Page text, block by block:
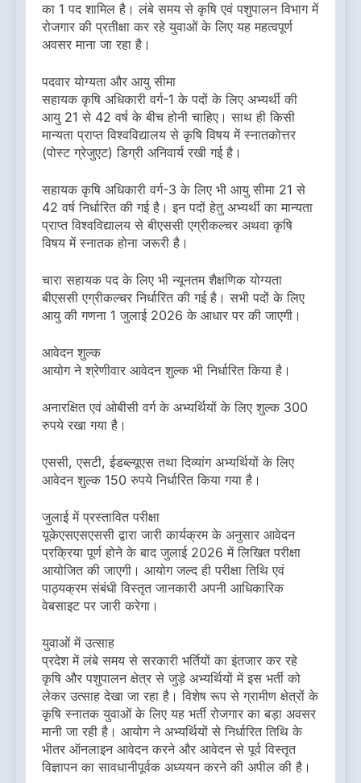
का 1 पद शामिल है। लंबे समय से कृषि एवं पशुपालन विभाग में
रोजगार की प्रतीक्षा कर रहे युवाओं के लिए यह महत्वपूर्ण
अवसर माना जा रहा है।
पदवार योग्यता और आयु सीमा
सहायक कृषि अधिकारी वर्ग-1 के पदों के लिए अभ्यर्थी की
आयु 21 से 42 वर्ष के बीच होनी चाहिए। साथ ही किसी
मान्यता प्राप्त विश्वविद्यालय से कृषि विषय में स्नातकोत्तर
(पोस्ट ग्रेजुएट) डिग्री अनिवार्य रखी गई है।
सहायक कृषि अधिकारी वर्ग-3 के लिए भी आयु सीमा 21 से
42 वर्ष निर्धारित की गई है। इन पदों हेतु अभ्यर्थी का मान्यता
प्राप्त विश्वविद्यालय से बीएससी एग्रीकल्चर अथवा कृषि
विषय में स्नातक होना जरूरी है।
चारा सहायक पद के लिए भी न्यूनतम शैक्षणिक योग्यता
बीएससी एग्रीकल्चर निर्धारित की गई है। सभी पदों के लिए
आयु की गणना 1 जुलाई 2026 के आधार पर की जाएगी।
आवेदन शुल्क
आयोग ने श्रेणीवार आवेदन शुल्क भी निर्धारित किया है।
अनारक्षित एवं ओबीसी वर्ग के अभ्यर्थियों के लिए शुल्क 300
रुपये रखा गया है।
एससी, एसटी, ईडब्ल्यूएस तथा दिव्यांग अभ्यर्थियों के लिए
आवेदन शुल्क 150 रुपये निर्धारित किया गया है।
जुलाई में प्रस्तावित परीक्षा
यूकेएसएसएससी द्वारा जारी कार्यक्रम के अनुसार आवेदन
प्रक्रिया पूर्ण होने के बाद जुलाई 2026 में लिखित परीक्षा
आयोजित की जाएगी। आयोग जल्द ही परीक्षा तिथि एवं
पाठ्यक्रम संबंधी विस्तृत जानकारी अपनी आधिकारिक
वेबसाइट पर जारी करेगा।
युवाओं में उत्साह
प्रदेश में लंबे समय से सरकारी भर्तियों का इंतजार कर रहे
कृषि और पशुपालन क्षेत्र से जुड़े अभ्यर्थियों में इस भर्ती को
लेकर उत्साह देखा जा रहा है। विशेष रूप से ग्रामीण क्षेत्रों के
कृषि स्नातक युवाओं के लिए यह भर्ती रोजगार का बड़ा अवसर
मानी जा रही है। आयोग ने अभ्यर्थियों से निर्धारित तिथि के
भीतर ऑनलाइन आवेदन करने और आवेदन से पूर्व विस्तृत
विज्ञापन का सावधानीपूर्वक अध्ययन करने की अपील की है।